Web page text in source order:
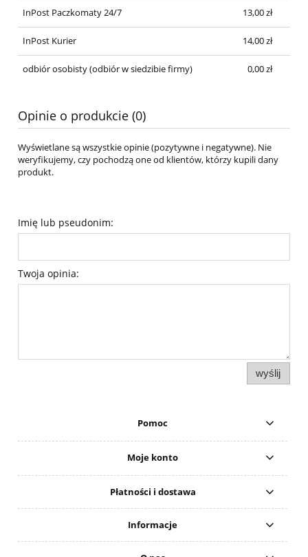
InPost Paczkomaty 24/7 13,00 zł
InPost Kurier 14,00 zł
odbiór osobisty(odbiór w siedzibie firmy) 0,00 zł
Opinie o produkcie (0)
Wyświetlane są wszystkie opinie (pozytywne i negatywne). Nie
weryfikujemy, czy pochodzą one od klientów, którzy kupili dany
produkt.
Imię lub pseudonim:
Twoja opinia:
wyślij
Pomoc
Moje konto
Płatności i dostawa
Informacje